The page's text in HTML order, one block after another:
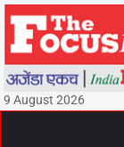
9 August 2026